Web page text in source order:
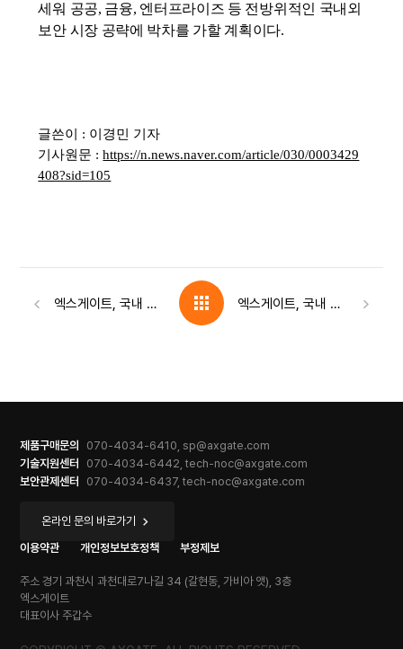
세워 공공, 금융, 엔터프라이즈 등 전방위적인 국내외
보안 시장 공략에 박차를 가할 계획이다.
글쓴이 : 이경민 기자
기사원문 :https://n.news.naver.com/article/030/0003429
408?sid=105
엑스게이트, 국내 최초 'C-ITS 양자내성암호 시범전환 사업' 참여사로 선정 엑스게이트, 국내 첫 PQC 기반 암호모듈 KCMVP 인증 획득… 공공 '양자 보안' 물꼬
이용약관 개인정보보호정책 부정제보
주소 경기 과천시 과천대로7나길 34 (갈현동, 가비아 앳), 3층
엑스게이트
대표이사 주갑수
제품구매문의
070-4034-6410, sp@axgate.com
기술지원센터
070-4034-6442, tech-noc@axgate.com
보안관제센터
070-4034-6437, tech-noc@axgate.com
온라인 문의 바로가기